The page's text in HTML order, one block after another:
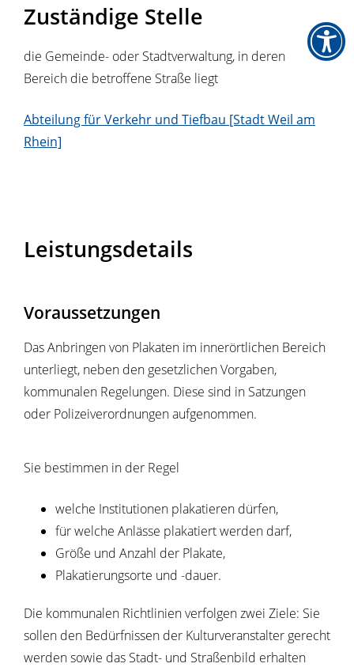
Zuständige Stelle
die Gemeinde- oder Stadtverwaltung, in deren
Bereich die betroffene Straße liegt
Abteilung für Verkehr und Tiefbau [Stadt Weil am
Rhein]
Leistungsdetails
Voraussetzungen
Das Anbringen von Plakaten im innerörtlichen Bereich
unterliegt, neben den gesetzlichen Vorgaben,
kommunalen Regelungen. Diese sind in Satzungen
oder Polizeiverordnungen aufgenommen.
Sie bestimmen in der Regel
welche Institutionen plakatieren dürfen,
für welche Anlässe plakatiert werden darf,
Größe und Anzahl der Plakate,
Plakatierungsorte und -dauer.
Die kommunalen Richtlinien verfolgen zwei Ziele: Sie
sollen den Bedürfnissen der Kulturveranstalter gerecht
werden sowie das Stadt- und Straßenbild erhalten